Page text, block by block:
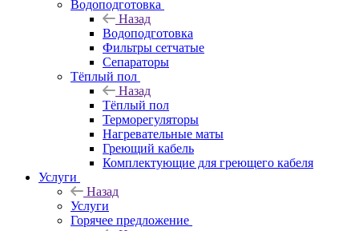
Водоподготовка
Назад
Водоподготовка
Фильтры сетчатые
Сепараторы
Тёплый пол
Назад
Тёплый пол
Терморегуляторы
Нагревательные маты
Греющий кабель
Комплектующие для греющего кабеля
Услуги
Назад
Услуги
Горячее предложение